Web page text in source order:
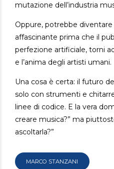
mutazione dell’industria
Oppure, potrebbe
affascinante prima che il
perfezione artificiale, torni
e l’anima degli artisti umani.
Una cosa è certa: il futuro
solo con strumenti e
linee di codice. E la vera
creare musica?” ma
ascoltarla?”
MARCO STANZANI